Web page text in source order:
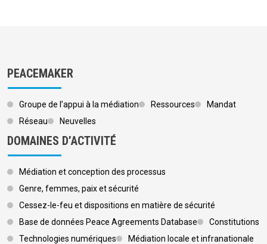
PEACEMAKER
Groupe de l’appui à la médiation Ressources
Mandat
Réseau
Neuvelles
DOMAINES D’ACTIVITÉ
Médiation et conception des processus
Genre, femmes, paix et sécurité
Cessez-le-feu et dispositions en matière de sécurité
Base de données Peace Agreements Database
Constitutions
Technologies numériques
Médiation locale et infranationale